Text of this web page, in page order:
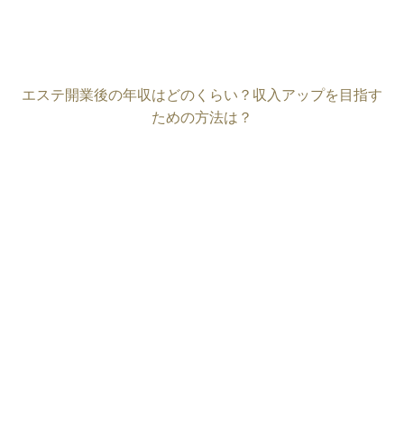
エステ開業後の年収はどのくらい？収入アップを目指す
ための方法は？